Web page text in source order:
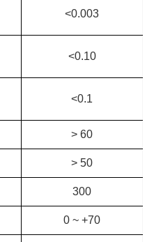
<0.003
<0.10
<0.1
> 60
> 50
300
0 ~ +70